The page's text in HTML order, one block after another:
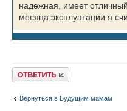
надежная, имеет
месяца эксплуатации я
Ответить
Вернуться в Будущим мамам